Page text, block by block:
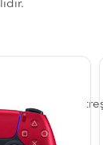
gürültü ve
sunar.